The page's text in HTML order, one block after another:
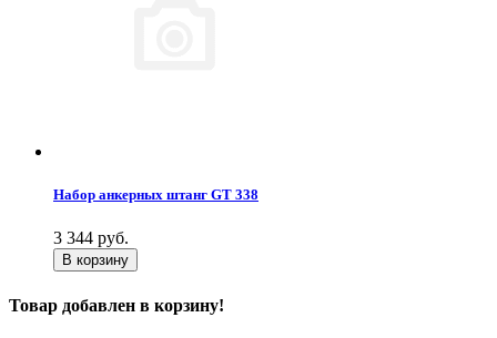
Набор анкерных штанг GT 338
3 344 руб.
В корзину
Товар добавлен в корзину!